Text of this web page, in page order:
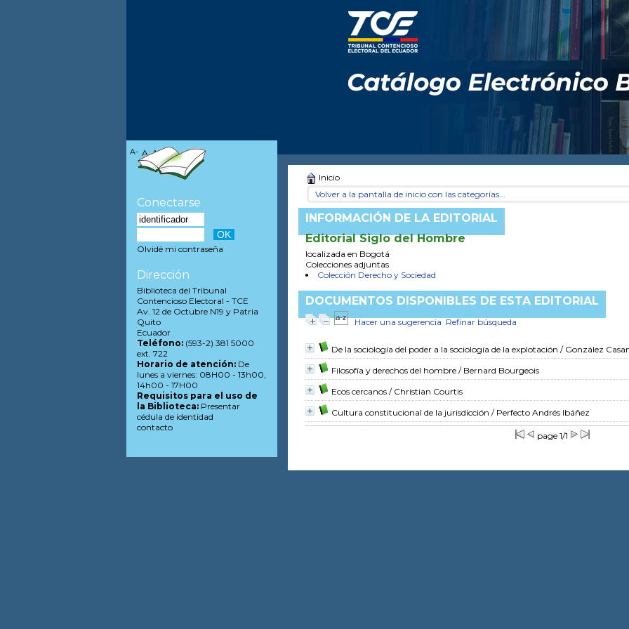
Inicio
Volver a la pantalla de inicio con las categorías...
INFORMACIÓN DE LA EDITORIAL
Editorial Siglo del Hombre
localizada en Bogotá
Colecciones adjuntas
Colección Derecho y Sociedad
DOCUMENTOS DISPONIBLES DE ESTA EDITORIAL
Hacer una sugerencia Refinar búsqueda
De la sociología del poder a la sociología de la explotación / González
Filosofía y derechos del hombre/ Bernard Bourgeois
Ecos cercanos/ Christian Courtis
Cultura constitucional de la jurisdicción / Perfecto Andrés Ibáñez
page 1/1
A- A A+
Conectarse
Olvidé mi contraseña
Dirección
Biblioteca del Tribunal
Contencioso Electoral - TCE
Av. 12 de Octubre N19 y Patria
Quito
Ecuador
Teléfono:(593-2) 381 5000
ext. 722
Horario de atención:De
lunes a viernes: 08H00 - 13h00,
14h00 - 17H00
Requisitos para el uso de
la Biblioteca:Presentar
cédula de identidad
contacto